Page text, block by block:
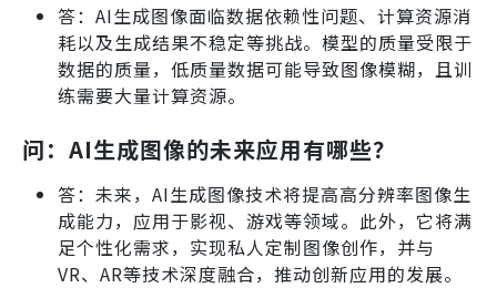
答：AI生成图像面临数据依赖性问题、计算资源消
耗以及生成结果不稳定等挑战。模型的质量受限于
数据的质量，低质量数据可能导致图像模糊，且训
练需要大量计算资源。
问：AI生成图像的未来应用有哪些？
答：未来，AI生成图像技术将提高高分辨率图像生
成能力，应用于影视、游戏等领域。此外，它将满
足个性化需求，实现私人定制图像创作，并与
VR、AR等技术深度融合，推动创新应用的发展。